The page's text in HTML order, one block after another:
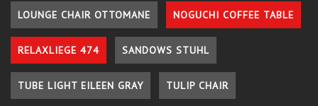
LOUNGE CHAIR OTTOMANE NOGUCHI COFFEE TABLE
RELAXLIEGE 474 SANDOWS STUHL
TUBE LIGHT EILEEN GRAY TULIP CHAIR